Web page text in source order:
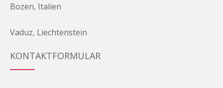
Bozen, Italien
Vaduz, Liechtenstein
KONTAKTFORMULAR